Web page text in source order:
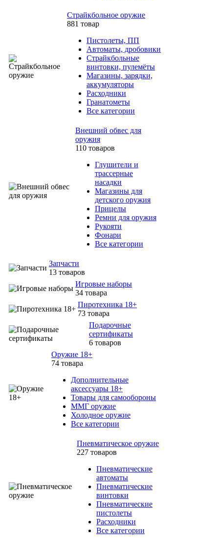
Страйкбольное оружие
881 товар
Пистолеты, ПП
Автоматы, дробовики
Страйкбольные
винтовки, пулемёты
Магазины, зарядки,
аккумуляторы
Расходники
Гранатометы
Все категории
Внешний обвес для
оружия
110 товаров
Глушители и
трассерные
насадки
Магазины для
детского оружия
Прицелы
Ремни для оружия
Рукояти
Фонари
Все категории
Запчасти
13 товаров
Игровые наборы
34 товара
Пиротехника 18+
73 товара
Подарочные
сертификаты
6 товаров
Оружие 18+
74 товара
Дополнительные
аксессуары 18+
Товары для самообороны
ММГ оружие
Холодное оружие
Все категории
Пневматическое оружие
227 товаров
Пневматические
автоматы
Пневматические
винтовки
Пневматические
пистолеты
Расходники
Все категории